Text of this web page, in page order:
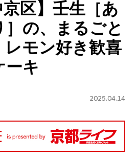
ント応募
京区】壬生［あ
の、まるごと
モン好き歓喜
ーキ
2025.04.14